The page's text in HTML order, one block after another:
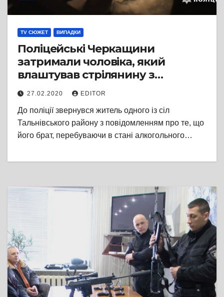
TV СЮЖЕТ ВИПАДКИ
Поліцейські Черкащини
затримали чоловіка, який
влаштував стрілянину з
автомата
27.02.2020 EDITOR
До поліції звернувся житель одного із сіл
Тальнівського району з повідомленням про те, що
його брат, перебуваючи в стані алкогольного…